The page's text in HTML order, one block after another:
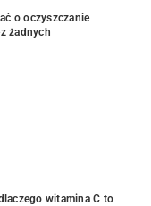
o oczyszczanie
żadnych
witamina C to